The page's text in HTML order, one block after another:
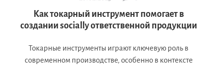
Как токарный инструмент помогает в
создании socially ответственной продукции
Токарные инструменты играют ключевую роль в
современном производстве, особенно в контексте